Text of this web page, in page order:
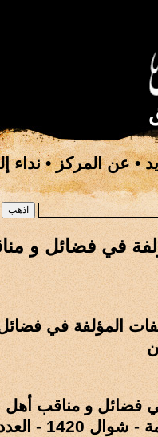
•عن المركز•نداء
في فضائل و
المؤلفة في
فضائل و مناقب أهل
- العدد 20 .